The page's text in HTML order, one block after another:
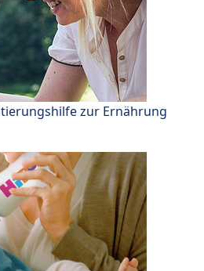
zur Ernährung